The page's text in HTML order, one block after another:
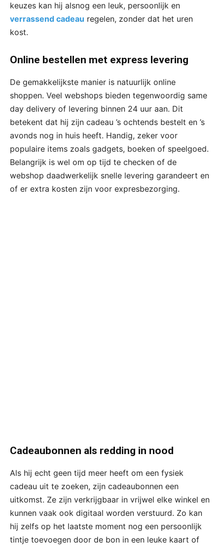
keuzes kan hij alsnog een leuk, persoonlijk en
verrassend cadeau regelen, zonder dat het uren
kost.
Online bestellen met express levering
De gemakkelijkste manier is natuurlijk online
shoppen. Veel webshops bieden tegenwoordig same
day delivery of levering binnen 24 uur aan. Dit
betekent dat hij zijn cadeau ’s ochtends bestelt en ’s
avonds nog in huis heeft. Handig, zeker voor
populaire items zoals gadgets, boeken of speelgoed.
Belangrijk is wel om op tijd te checken of de
webshop daadwerkelijk snelle levering garandeert en
of er extra kosten zijn voor expresbezorging.
Cadeaubonnen als redding in nood
Als hij echt geen tijd meer heeft om een fysiek
cadeau uit te zoeken, zijn cadeaubonnen een
uitkomst. Ze zijn verkrijgbaar in vrijwel elke winkel en
kunnen vaak ook digitaal worden verstuurd. Zo kan
hij zelfs op het laatste moment nog een persoonlijk
tintje toevoegen door de bon in een leuke kaart of